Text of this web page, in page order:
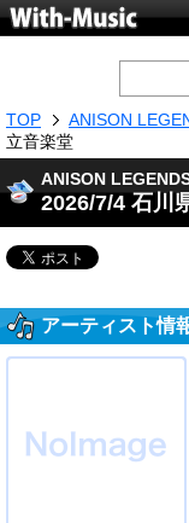
TOP ANISON
立音楽堂
ANISON
2026/7/4 石川
アーティスト情